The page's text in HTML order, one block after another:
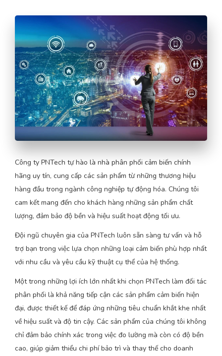
Công ty PNTech tự hào là nhà phân phối cảm biến chính
hãng uy tín, cung cấp các sản phẩm từ những thương hiệu
hàng đầu trong ngành công nghiệp tự động hóa. Chúng tôi
cam kết mang đến cho khách hàng những sản phẩm chất
lượng, đảm bảo độ bền và hiệu suất hoạt động tối ưu.
Đội ngũ chuyên gia của PNTech luôn sẵn sàng tư vấn và hỗ
trợ bạn trong việc lựa chọn những loại cảm biến phù hợp nhất
với nhu cầu và yêu cầu kỹ thuật cụ thể của hệ thống.
Một trong những lợi ích lớn nhất khi chọn PNTech làm đối tác
phân phối là khả năng tiếp cận các sản phẩm cảm biến hiện
đại, được thiết kế để đáp ứng những tiêu chuẩn khắt khe nhất
về hiệu suất và độ tin cậy. Các sản phẩm của chúng tôi không
chỉ đảm bảo chính xác trong việc đo lường mà còn có độ bền
cao, giúp giảm thiểu chi phí bảo trì và thay thế cho doanh